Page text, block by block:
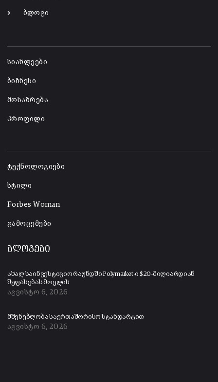
ბლოგი
სიახლეები
ბიზნესი
მოსაზრება
პროფილი
ტექნოლოგიები
სტილი
Forbes Woman
გამოცემები
ბლოგები
ახალ საინვესტიციო რაუნდში Polymarket-ი $20-მილიარდიან
შეფასებას მოელის
აგვისტო 6, 2026
მშენებლობა საერთაშორისო სტანდარტით
აგვისტო 6, 2026